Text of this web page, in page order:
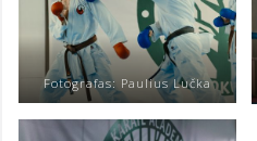
Fotografas: Paulius Lučka